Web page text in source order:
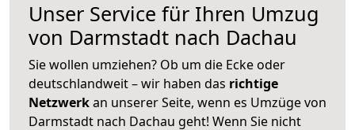
Unser Service für Ihren Umzug
von Darmstadt nach Dachau
Sie wollen umziehen? Ob um die Ecke oder
deutschlandweit – wir haben das richtige
Netzwerkan unserer Seite, wenn es Umzüge von
Darmstadt nach Dachau geht! Wenn Sie nicht